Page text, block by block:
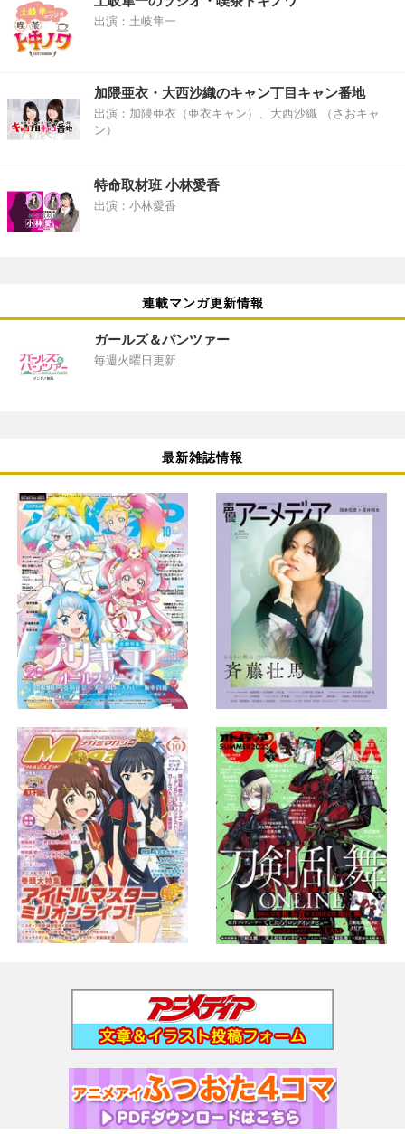
出演：土岐隼一
加隈亜衣・大西沙織のキャン丁目キャン番地
出演：加隈亜衣（亜衣キャン）、大西沙織 （さおキャ
ン）
特命取材班 小林愛香
出演：小林愛香
連載マンガ更新情報
ガールズ＆パンツァー
毎週火曜日更新
最新雑誌情報